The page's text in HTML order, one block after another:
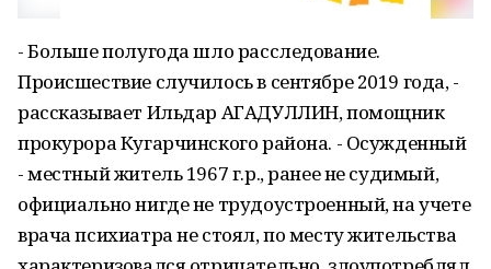
- Больше полугода шло расследование.
Происшествие случилось в сентябре 2019 года, -
рассказывает Ильдар АГАДУЛЛИН, помощник
прокурора Кугарчинского района. - Осужденный
- местный житель 1967 г.р., ранее не судимый,
официально нигде не трудоустроенный, на учете
врача психиатра не стоял, по месту жительства